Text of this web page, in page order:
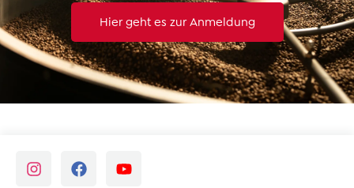
Hier geht es zur Anmeldung